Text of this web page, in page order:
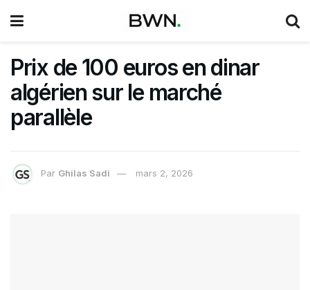
Prix de 100 euros en dinar
algérien sur le marché
parallèle
Par Ghilas Sadi mars 2, 2026